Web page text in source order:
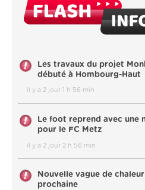
Les travaux du projet
débuté à Hombourg-Haut
il y a 2 jour 1 h 56 min
Le foot reprend avec une
pour le FC Metz
il y a 2 jour 2 h 56 min
Nouvelle vague de
prochaine